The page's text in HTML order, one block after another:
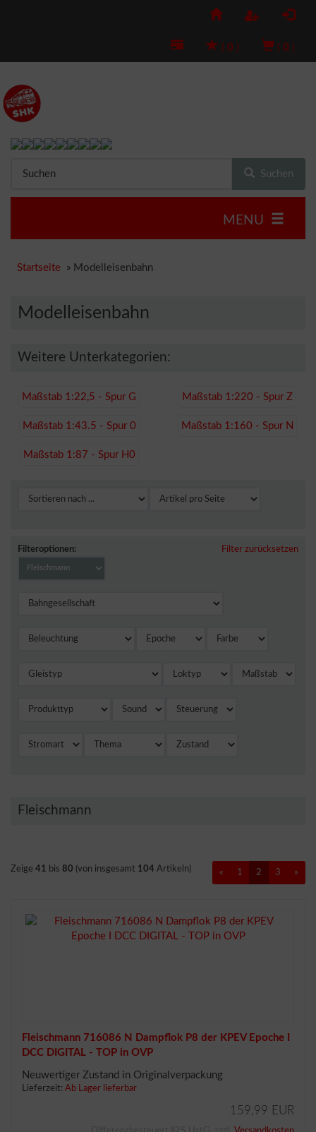
( 0 ) ( 0 )
Suchen
MENU
Startseite » Modelleisenbahn
Modelleisenbahn
Weitere Unterkategorien:
Maßstab 1:22,5 - Spur G Maßstab 1:220 - Spur Z
Maßstab 1:43.5 - Spur 0 Maßstab 1:160 - Spur N
Maßstab 1:87 - Spur H0
Filteroptionen: Filter zurücksetzen
Fleischmann
Zeige 41 bis 80 (von insgesamt 104 Artikeln) « 1 2 3 »
Fleischmann 716086 N Dampflok P8 der KPEV Epoche I
DCC DIGITAL - TOP in OVP
Neuwertiger Zustand in Originalverpackung
Lieferzeit: Ab Lager lieferbar
159,99 EUR